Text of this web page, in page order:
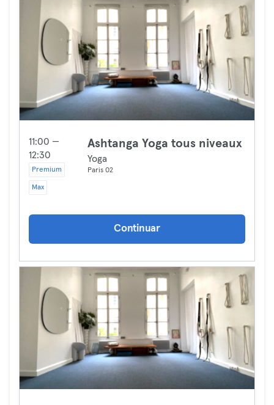
11:00 —
12:30
Premium
Max
Ashtanga Yoga tous niveaux
Yoga
Paris 02
Continuar